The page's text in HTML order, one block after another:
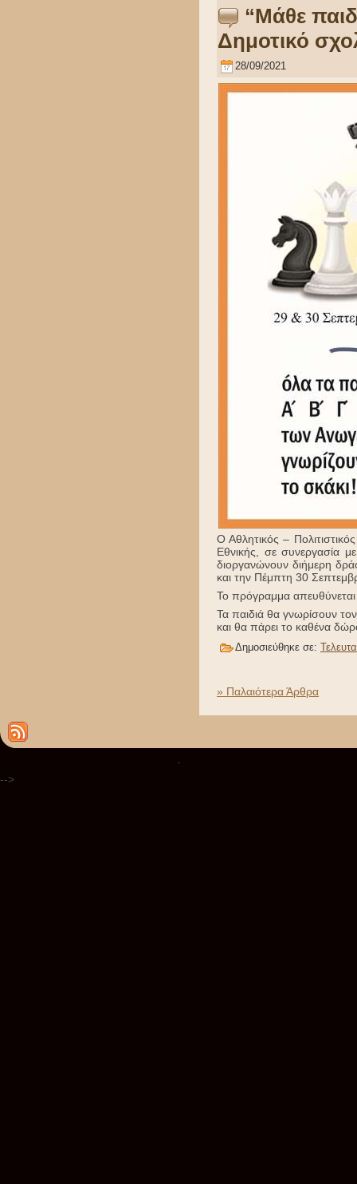
“Μάθε
Δημοτικό
28/09/2021
Ο Αθλητικός –
Εθνικής, σε συνεργασία
διοργανώνουν διήμερη
και την Πέμπτη 30
Το πρόγραμμα απευθύνεται
Τα παιδιά θα γνωρίσουν
και θα πάρει το καθένα
Δημοσιεύθηκε σε:
» Παλαιότερα Άρθρα
-->